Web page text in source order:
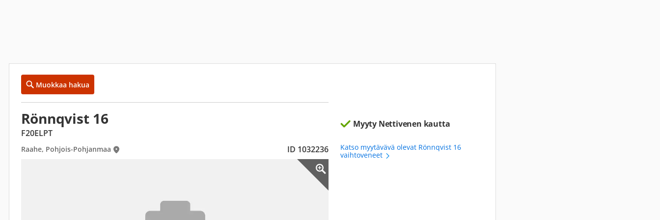
Muokkaa hakua
Rönnqvist 16
F20ELPT
Raahe, Pohjois-Pohjanmaa ID 1032236
Myyty Nettivenen kautta
Katso myytävävä olevat Rönnqvist 16
vaihtoveneet